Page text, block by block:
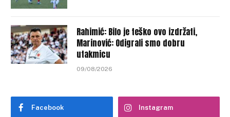
Rahimić: Bilo je teško ovo izdržati,
Marinović: Odigrali smo dobru
utakmicu
09/08/2026
Facebook Instagram